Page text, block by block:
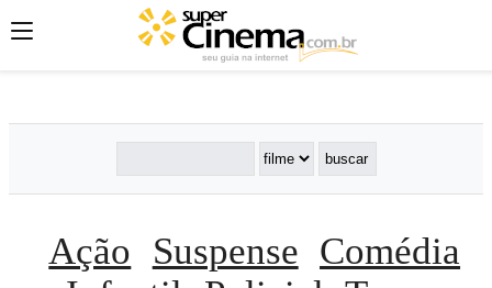
';';
Ação Suspense Comédia